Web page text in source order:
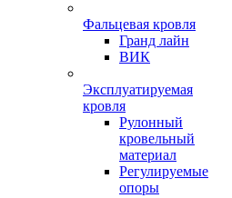
Фальцевая кровля
Гранд лайн
ВИК
Эксплуатируемая
кровля
Рулонный
кровельный
материал
Регулируемые
опоры